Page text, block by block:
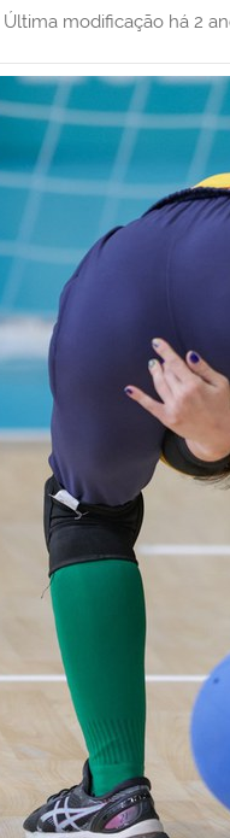
Última modificação há 2